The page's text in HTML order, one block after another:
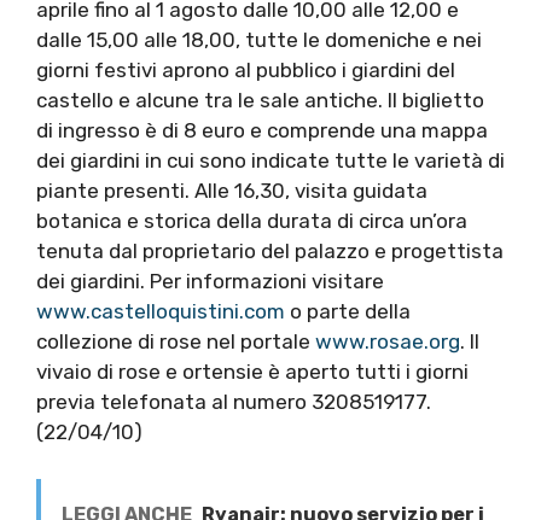
aprile fino al 1 agosto dalle 10,00 alle 12,00 e
dalle 15,00 alle 18,00, tutte le domeniche e nei
giorni festivi aprono al pubblico i giardini del
castello e alcune tra le sale antiche. Il biglietto
di ingresso è di 8 euro e comprende una mappa
dei giardini in cui sono indicate tutte le varietà di
piante presenti. Alle 16,30, visita guidata
botanica e storica della durata di circa un’ora
tenuta dal proprietario del palazzo e progettista
dei giardini. Per informazioni visitare
www.castelloquistini.com o parte della
collezione di rose nel portale www.rosae.org. Il
vivaio di rose e ortensie è aperto tutti i giorni
previa telefonata al numero 3208519177.
(22/04/10)
LEGGI ANCHE Ryanair: nuovo servizio per i